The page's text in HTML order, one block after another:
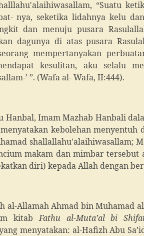
“Suatu
nya, seketika lidahnya kelu
dan menuju pusara
dagunya di atas pusara
mempertanyakan
kesulitan, aku selalu
’ ”. (Wafa al- Wafa, II:444).
Hanbal, Imam Mazhab Hanbali
kebolehan menyentuh
shallallahu'alaihiwasallam;
makam dan mimbar
diri) kepada Allah dengan
al-Allamah Ahmad bin Muhamad
kitabFathu al-Muta’al bi
menyatakan: al-Hafizh Abu